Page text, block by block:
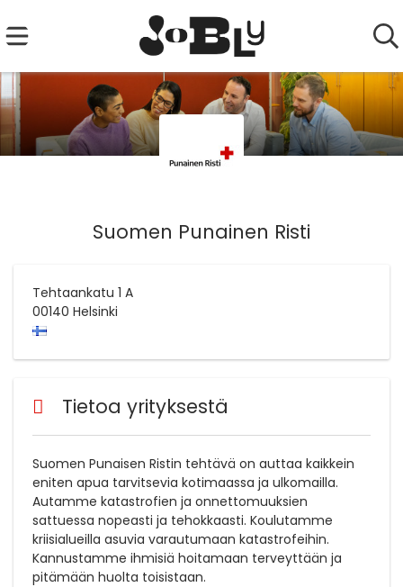
Suomen Punainen Risti
Tehtaankatu 1 A
00140 Helsinki
Tietoa yrityksestä
Suomen Punaisen Ristin tehtävä on auttaa kaikkein
eniten apua tarvitsevia kotimaassa ja ulkomailla.
Autamme katastrofien ja onnettomuuksien
sattuessa nopeasti ja tehokkaasti. Koulutamme
kriisialueilla asuvia varautumaan katastrofeihin.
Kannustamme ihmisiä hoitamaan terveyttään ja
pitämään huolta toisistaan.